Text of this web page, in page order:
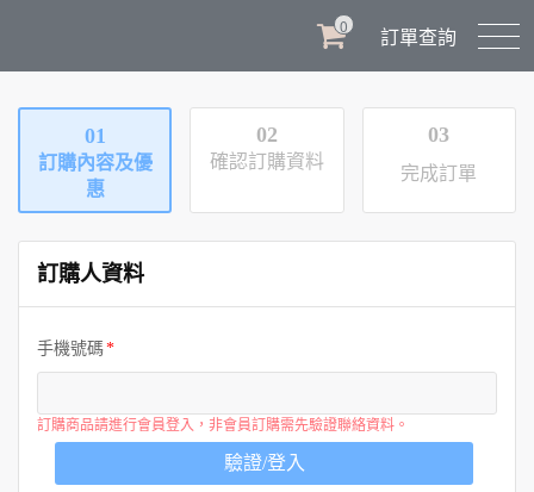
0 訂單查詢
01
訂購內容及優
惠
02
確認訂購資料
03
完成訂單
訂購人資料
手機號碼
訂購商品請進行會員登入，非會員訂購需先驗證聯絡資料。
驗證/登入